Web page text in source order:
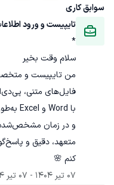
سوابق کاری
تایپیست و ورود
*
من تایپیست و
کنم 🌸
07 تیر 1404
- 07 تیر 1404